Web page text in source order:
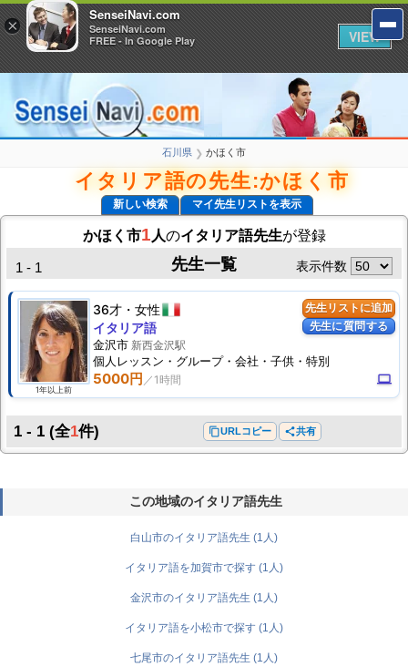
石川県 ❯ かほく市
イタリア語の先生:かほく市
新しい検索 マイ先生リストを表示
かほく市1 人のイタリア語先生が登録
先生一覧
1 - 1 表示件数
先生リストに追加
先生に質問する
1年以上前
36才 女性
5000円 computer
イタリア語
金沢市 新西金沢駅
個人 レッスン ・グループ・会社・子供・特別
1 - 1 (全1件) content_copyURLコピー share共有
この地域のイタリア語先生
白山市のイタリア語先生 (1人)
イタリア語を加賀市で探す (1人)
金沢市のイタリア語先生 (1人)
イタリア語を小松市で探す (1人)
七尾市のイタリア語先生 (1人)
×
SenseiNavi.com
SenseiNavi.com
FREE - In Google Play
VIEW
×
SenseiNavi.com
SenseiNavi.com
FREE - In Google Play
VIEW